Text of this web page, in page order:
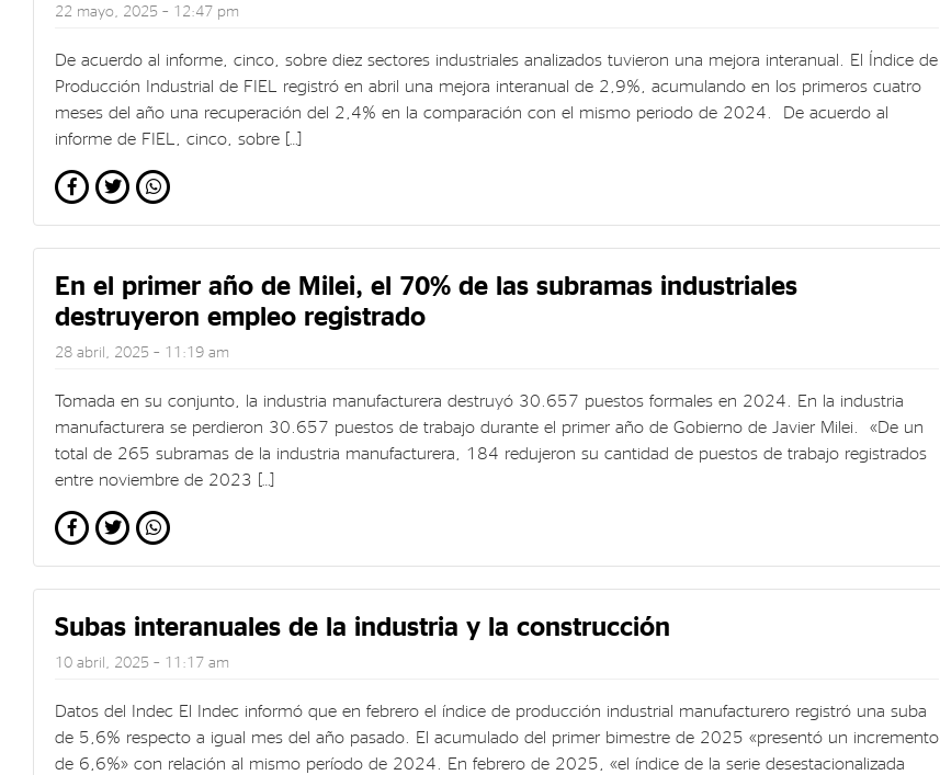
22 mayo, 2025 – 12:47 pm
De acuerdo al informe, cinco, sobre diez sectores industriales analizados tuvieron una mejora interanual. El Índice de
Producción Industrial de FIEL registró en abril una mejora interanual de 2,9%, acumulando en los primeros cuatro
meses del año una recuperación del 2,4% en la comparación con el mismo periodo de 2024. De acuerdo al
informe de FIEL, cinco, sobre […]
En el primer año de Milei, el 70% de las subramas industriales
destruyeron empleo registrado
28 abril, 2025 – 11:19 am
Tomada en su conjunto, la industria manufacturera destruyó 30.657 puestos formales en 2024. En la industria
manufacturera se perdieron 30.657 puestos de trabajo durante el primer año de Gobierno de Javier Milei. «De un
total de 265 subramas de la industria manufacturera, 184 redujeron su cantidad de puestos de trabajo registrados
entre noviembre de 2023 […]
Subas interanuales de la industria y la construcción
10 abril, 2025 – 11:17 am
Datos del Indec El Indec informó que en febrero el índice de producción industrial manufacturero registró una suba
de 5,6% respecto a igual mes del año pasado. El acumulado del primer bimestre de 2025 «presentó un incremento
de 6,6%» con relación al mismo período de 2024. En febrero de 2025, «el índice de la serie desestacionalizada